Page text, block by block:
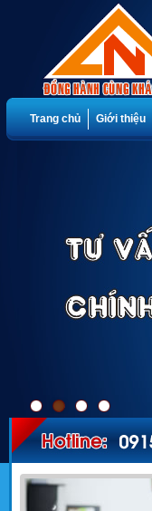
Trang chủ Giới thiệu